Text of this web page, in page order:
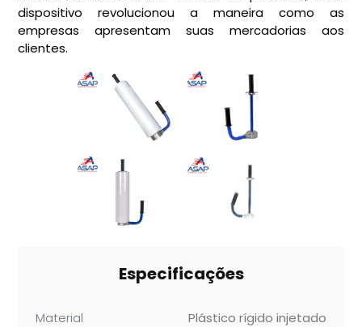
dispositivo revolucionou a maneira como as
empresas apresentam suas mercadorias aos
clientes.
Especificações
Material Plástico rígido injetado